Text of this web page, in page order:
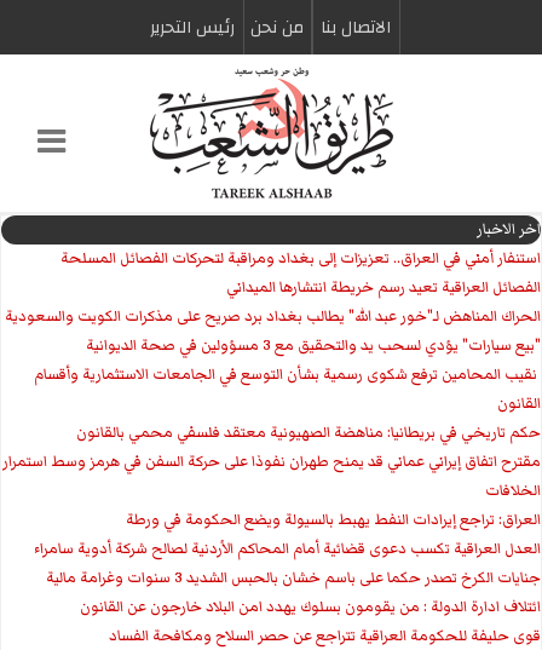
الاتصال بنا من نحن رئیس التحریر
اخر الاخبار
استنفار أمني في العراق.. تعزيزات إلى بغداد ومراقبة لتحركات الفصائل المسلحة
الفصائل العراقية تعيد رسم خريطة انتشارها الميداني
الحراك المناهض لـ"خور عبد الله" يطالب بغداد برد صريح على مذكرات الكويت والسعودية
"بيع سيارات" يؤدي لسحب يد والتحقيق مع 3 مسؤولين في صحة الديوانية
‏ نقيب المحامين ترفع شكوى رسمية بشأن التوسع في الجامعات الاستثمارية وأقسام
القانون
حكم تاريخي في بريطانيا: مناهضة الصهيونية معتقد فلسفي محمي بالقانون
مقترح اتفاق إيراني عماني قد يمنح طهران نفوذا على حركة السفن في هرمز وسط استمرار
الخلافات
العراق: تراجع إيرادات النفط يهبط بالسيولة ويضع الحكومة في ورطة
العدل العراقية تكسب دعوى قضائية أمام المحاكم الأردنية لصالح شركة أدوية سامراء
جنايات الكرخ تصدر حكما على باسم خشان بالحبس الشديد 3 سنوات وغرامة مالية
ائتلاف ادارة الدولة : من يقومون بسلوك يهدد امن البلاد خارجون عن القانون
قوى حليفة للحكومة العراقية تتراجع عن حصر السلاح ومكافحة الفساد